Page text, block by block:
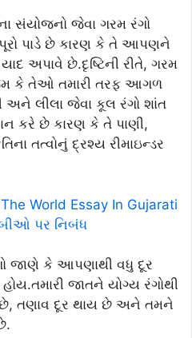
સંયોજનો જેવા ગરમ રંગો
પાડે છે કારણ કે તે આપણને
અપાવે છે.દૃષ્ટિની રીતે, ગરમ
કે તેઓ તમારી તરફ આગળ
અને લીલા જેવા કૂલ રંગો શાંત
કરે છે કારણ કે તે પાણી,
તત્વોનું દ્રશ્ય રીમાઇન્ડર
World Essay In Gujarati
પર નિબંધ
જાણે કે આપણાથી વધુ દૂર
જાતને યોગ્ય રંગોથી
છે, તણાવ દૂર થાય છે અને તમને